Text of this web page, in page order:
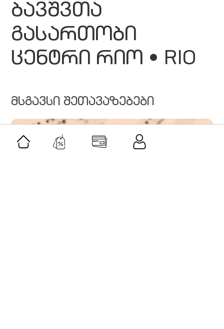
ბავშვთა
გასართობი
ცენტრი რიო • RIO
მსგავსი შეთავაზებები
შეთავაზება
კლასიკური მუსიკის აკადემია